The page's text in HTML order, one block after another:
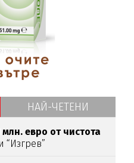
НАЙ-ЧЕТЕНИ
евро от чистота
“Изгрев”